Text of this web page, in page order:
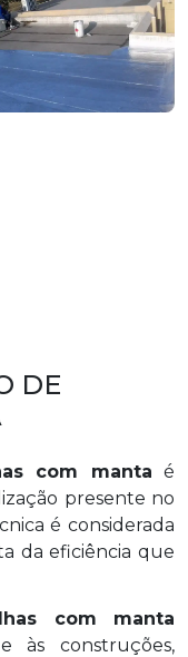
DE
com manta é
presente no
é considerada
da eficiência que
com manta
às construções,